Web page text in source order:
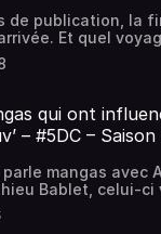
de publication, la
Et quel
jusqu’aux
arc, Yoshitoki
11 épisode 41
- Le podcast de
qui ont
– #5DC –
mangas avec
Bablet, celui-ci
du neuvième art
L’article Les 7